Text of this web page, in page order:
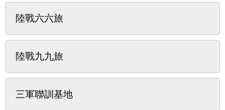
陸戰六六旅
陸戰九九旅
三軍聯訓基地